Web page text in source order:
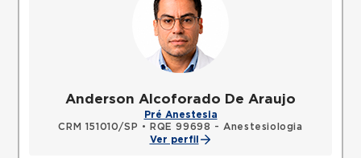
Anderson Alcoforado De Araujo
Pré Anestesia
CRM 151010/SP •
RQE 99698 - Anestesiologia
Ver perfil